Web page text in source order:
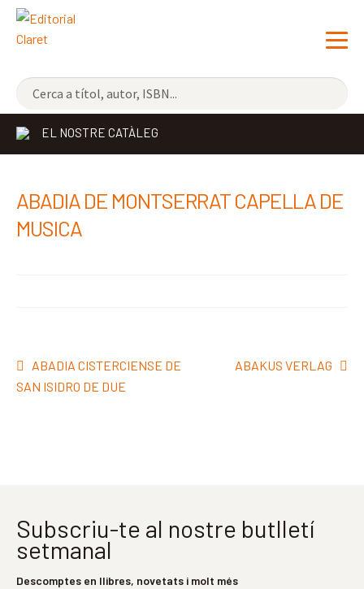
NOVETATS
ELS MÉS VENUTS
el
LLIBRERIA CLARET
EL NOSTRE CATÀLEG
ABADIA DE MONTSERRAT CAPELLA DE
MUSICA
Navegació
d'entrades
Entrada
anterior:
ABADIA CISTERCIENSE DE
SAN ISIDRO DE DUE
Pròxima
ABAKUS VERLAG
Subscriu-te al nostre butlletí
setmanal
Descomptes en llibres, novetats i molt més